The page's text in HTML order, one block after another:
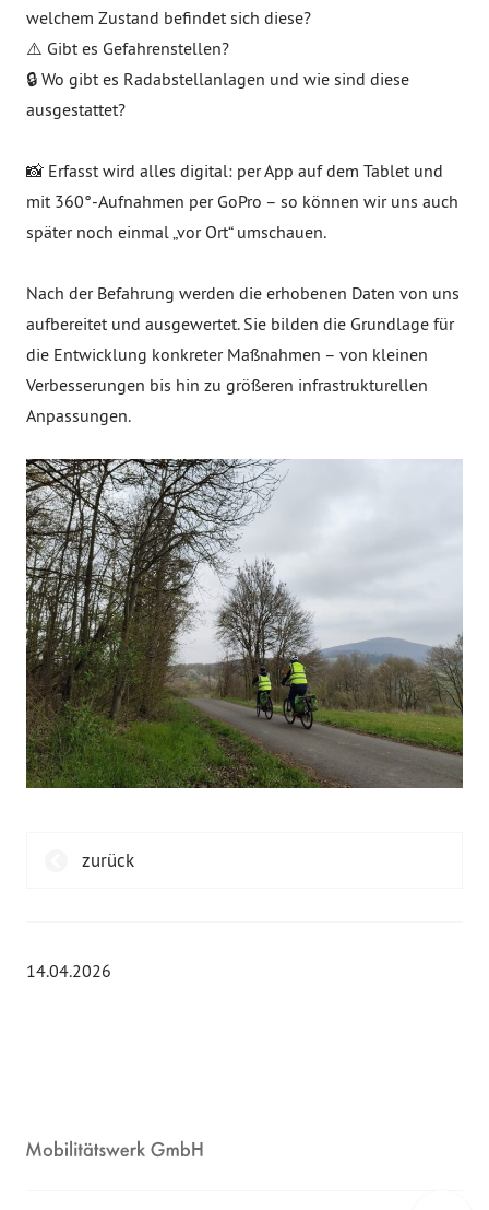
welchem Zustand befindet sich diese?
⚠️ Gibt es Gefahrenstellen?
🔒 Wo gibt es Radabstellanlagen und wie sind diese
ausgestattet?
📸 Erfasst wird alles digital: per App auf dem Tablet und
mit 360°-Aufnahmen per GoPro – so können wir uns auch
später noch einmal „vor Ort“ umschauen.
Nach der Befahrung werden die erhobenen Daten von uns
aufbereitet und ausgewertet. Sie bilden die Grundlage für
die Entwicklung konkreter Maßnahmen – von kleinen
Verbesserungen bis hin zu größeren infrastrukturellen
Anpassungen.
zurück
14.04.2026